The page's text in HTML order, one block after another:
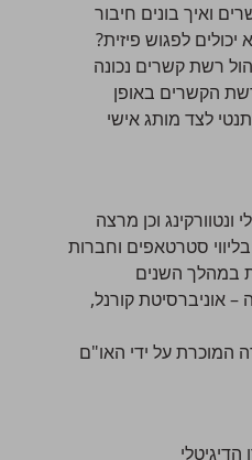
ואיך בונים חיבור
לפגוש פיזית?
רשת קשרים נכונה
הקשרים באופן
לצד מותג אישי
ונטוורקינג וכן מרצה
סטרטאפים וחברות
12 מדינות במהלך השנים
– אוניברסיטת קורנל,
המוכרת על ידי האו"ם